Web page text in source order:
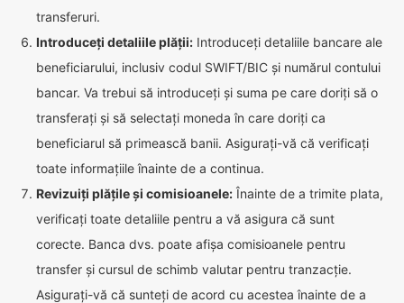
transferuri.
Introduceți detaliile plății: Introduceți detaliile bancare ale
beneficiarului, inclusiv codul SWIFT/BIC și numărul contului
bancar. Va trebui să introduceți și suma pe care doriți să o
transferați și să selectați moneda în care doriți ca
beneficiarul să primească banii. Asigurați-vă că verificați
toate informațiile înainte de a continua.
Revizuiți plățile și comisioanele: Înainte de a trimite plata,
verificați toate detaliile pentru a vă asigura că sunt
corecte. Banca dvs. poate afișa comisioanele pentru
transfer și cursul de schimb valutar pentru tranzacție.
Asigurați-vă că sunteți de acord cu acestea înainte de a